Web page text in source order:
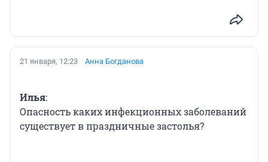
21 января, 12:23 Анна Богданова
Илья:
Опасность каких инфекционных заболеваний
существует в праздничные застолья?